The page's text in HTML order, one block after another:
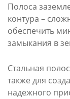
Полоса
контура –
обеспечить
замыкания в
Стальная
также для
надежного